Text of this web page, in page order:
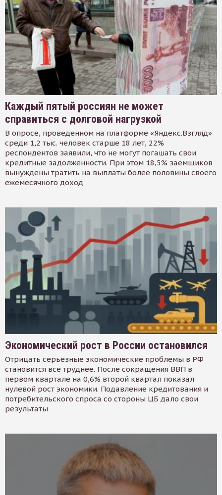
Каждый пятый россиян не может
справиться с долговой нагрузкой
В опросе, проведенном на платформе «Яндекс.Взгляд»
среди 1,2 тыс. человек старше 18 лет, 22%
респондентов заявили, что не могут погашать свои
кредитные задолженности. При этом 18,5% заемщиков
вынуждены тратить на выплаты более половины своего
ежемесячного доход
Экономический рост в России остановился
Отрицать серьезные экономические проблемы в РФ
становится все труднее. После сокращения ВВП в
первом квартале на 0,6% второй квартал показал
нулевой рост экономики. Подавление кредитования и
потребительского спроса со стороны ЦБ дало свои
результаты